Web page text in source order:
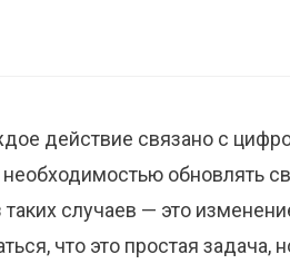
действие связано с
обновлять
случаев — это
что это простая